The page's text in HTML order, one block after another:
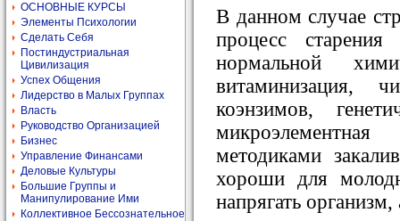
ОСНОВНЫЕ КУРСЫ
Элементы Психологии
Сделать Себя
Постиндустриальная
Цивилизация
Успех Общения
Лидерство в Малых Группах
Власть
Руководство Организацией
Бизнес
Управление Финансами
Деловые Культуры
Большие Группы и
Манипулирование Ими
Коллективное Бессознательное
В данном случае
процесс
нормальной
витаминизация,
коэнзимов,
методиками
хороши для
напрягать